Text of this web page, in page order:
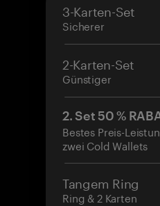
3-Karten-Set
Sicherer
2-Karten-Set
Günstiger
2. Set 50 %
Bestes Preis-
zwei Cold Wallets
Tangem Ring
Ring & 2 Karten